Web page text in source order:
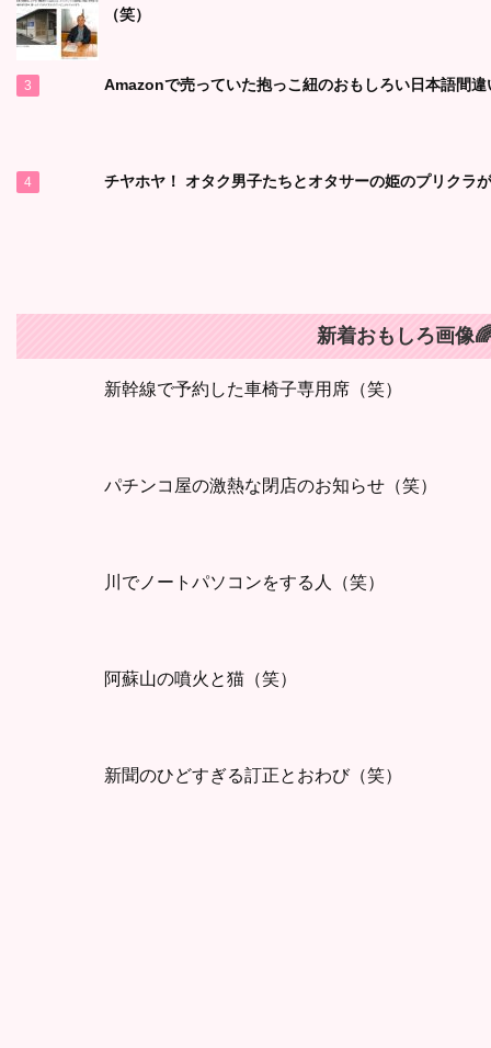
（笑）
Amazonで売っていた抱っこ紐のおもしろい日本語間違
チヤホヤ！ オタク男子たちとオタサーの姫のプリクラ
新着おもしろ画像
新幹線で予約した車椅子専用席（笑）
パチンコ屋の激熱な閉店のお知らせ（笑）
川でノートパソコンをする人（笑）
阿蘇山の噴火と猫（笑）
新聞のひどすぎる訂正とおわび（笑）